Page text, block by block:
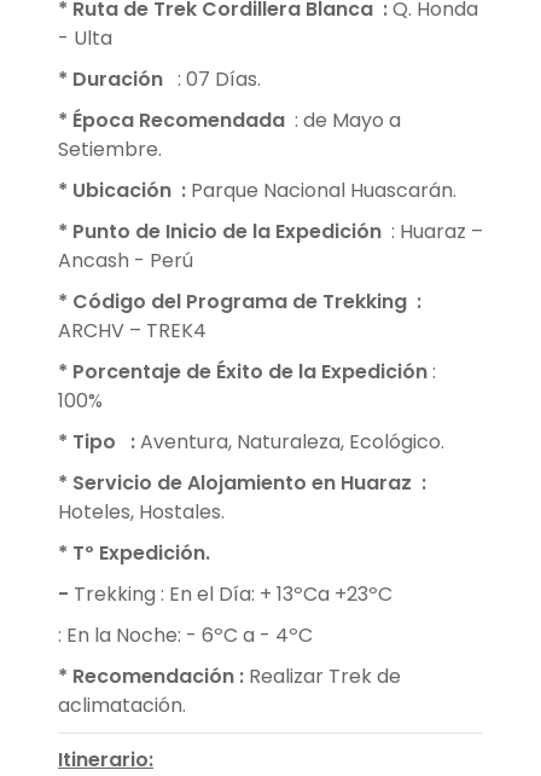
* Ruta de Trek Cordillera Blanca :Q. Honda
- Ulta
* Duración : 07 Días.
* Época Recomendada : de Mayo a
Setiembre.
* Ubicación : Parque Nacional Huascarán.
* Punto de Inicio de la Expedición : Huaraz –
Ancash - Perú
* Código del Programa de Trekking :
ARCHV – TREK4
* Porcentaje de Éxito de la Expedición:
100%
* Tipo
:Aventura, Naturaleza, Ecológico.
* Servicio de Alojamiento en Huaraz :
Hoteles, Hostales.
* Tº Expedición.
- Trekking : En el Día: + 13ºCa +23ºC
: En la Noche: - 6ºC a - 4ºC
* Recomendación : Realizar Trek de
aclimatación.
Itinerario: